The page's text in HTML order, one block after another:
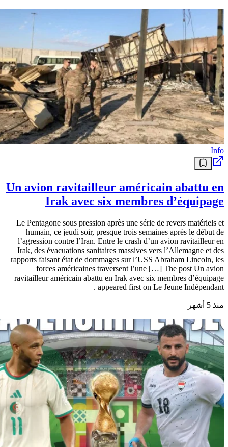
Info
Un avion ravitailleur américain abattu en
Irak avec six membres d’équipage
Le Pentagone sous pression après une série de revers matériels et
humain, ce jeudi soir, presque trois semaines après le début de
l’agression contre l’Iran. Entre le crash d’un avion ravitailleur en
Irak, des évacuations sanitaires massives vers l’Allemagne et des
rapports faisant état de dommages sur l’USS Abraham Lincoln, les
forces américaines traversent l’une […] The post Un avion
ravitailleur américain abattu en Irak avec six membres d’équipage
appeared first on Le Jeune Indépendant .
منذ 5 أشهر